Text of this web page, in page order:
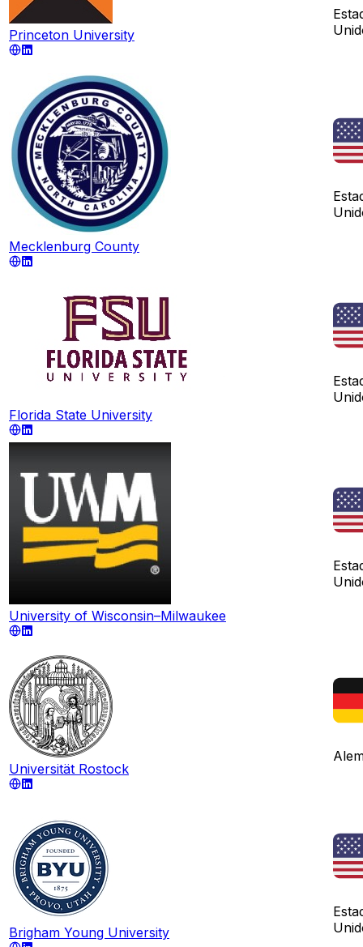
Princeton University
Mecklenburg County
Florida State University
University of Wisconsin–Milwaukee
Universität Rostock
Brigham Young University